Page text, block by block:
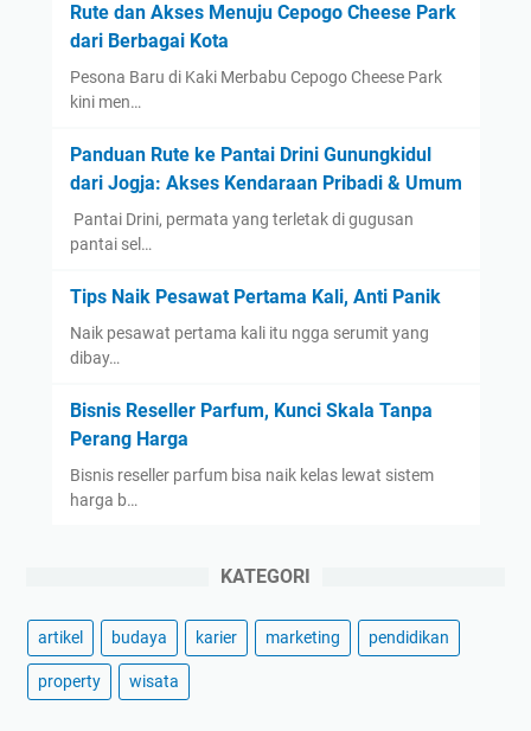
Rute dan Akses Menuju Cepogo Cheese Park
dari Berbagai Kota
Pesona Baru di Kaki Merbabu Cepogo Cheese Park
kini men…
Panduan Rute ke Pantai Drini Gunungkidul
dari Jogja: Akses Kendaraan Pribadi & Umum
​ Pantai Drini, permata yang terletak di gugusan
pantai sel…
Tips Naik Pesawat Pertama Kali, Anti Panik
Naik pesawat pertama kali itu ngga serumit yang
dibay…
Bisnis Reseller Parfum, Kunci Skala Tanpa
Perang Harga
Bisnis reseller parfum bisa naik kelas lewat sistem
harga b…
KATEGORI
artikel budaya karier marketing pendidikan
property wisata